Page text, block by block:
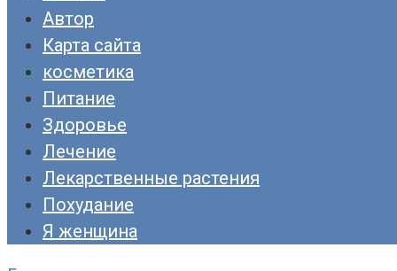
Автор
Карта сайта
косметика
Питание
Здоровье
Лечение
Лекарственные растения
Похудание
Я женщина